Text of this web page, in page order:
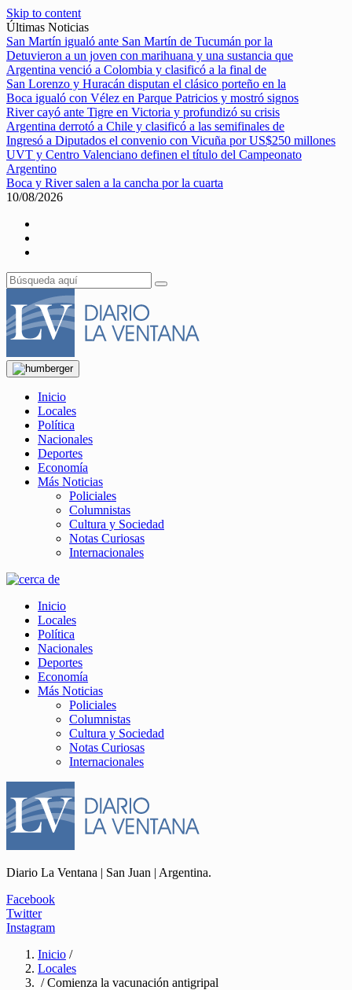
Skip to content
Últimas Noticias
San Martín igualó ante San Martín de Tucumán por la
Detuvieron a un joven con marihuana y una sustancia que
Argentina venció a Colombia y clasificó a la final de
San Lorenzo y Huracán disputan el clásico porteño en la
Boca igualó con Vélez en Parque Patricios y mostró signos
River cayó ante Tigre en Victoria y profundizó su crisis
Argentina derrotó a Chile y clasificó a las semifinales de
Ingresó a Diputados el convenio con Vicuña por US$250 millones
UVT y Centro Valenciano definen el título del Campeonato
Argentino
Boca y River salen a la cancha por la cuarta
10/08/2026
Inicio
Locales
Política
Nacionales
Deportes
Economía
Más Noticias
Policiales
Columnistas
Cultura y Sociedad
Notas Curiosas
Internacionales
Inicio
Locales
Política
Nacionales
Deportes
Economía
Más Noticias
Policiales
Columnistas
Cultura y Sociedad
Notas Curiosas
Internacionales
Diario La Ventana | San Juan | Argentina.
Facebook
Twitter
Instagram
Inicio /
Locales
/ Comienza la vacunación antigripal